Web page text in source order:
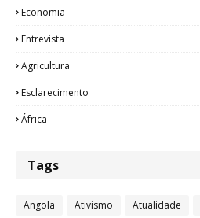
Economia
Entrevista
Agricultura
Esclarecimento
África
Tags
Angola Ativismo Atualidade